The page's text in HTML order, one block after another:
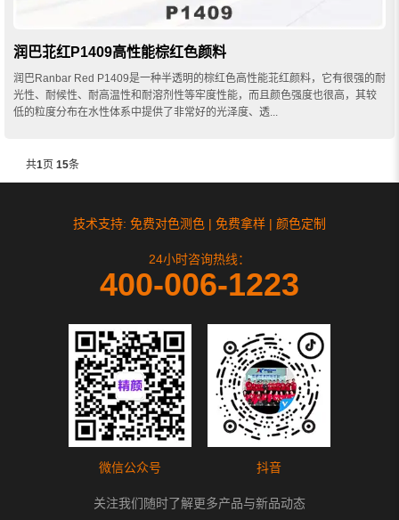
润巴苝红P1409高性能棕红色颜料
润巴Ranbar Red P1409是一种半透明的棕红色高性能苝红颜料，它有很强的耐
光性、耐候性、耐高温性和耐溶剂性等牢度性能，而且颜色强度也很高，其较
低的粒度分布在水性体系中提供了非常好的光泽度、透...
共1页 15条
技术支持: 免费对色测色 | 免费拿样 | 颜色定制
24小时咨询热线：
400-006-1223
微信公众号 抖音
关注我们随时了解更多产品与新品动态